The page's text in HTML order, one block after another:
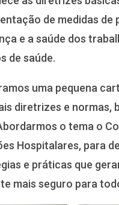
de medidas de
e a saúde dos
de saúde.
uma pequena
diretrizes e normas,
o tema o
Hospitalares, para
e práticas que
mais seguro para